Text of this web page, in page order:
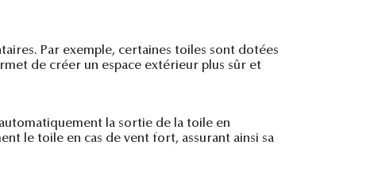
Par exemple, certaines toiles sont dotées
de créer un espace extérieur plus sûr et
la sortie de la toile en
le toile en cas de vent fort, assurant ainsi sa